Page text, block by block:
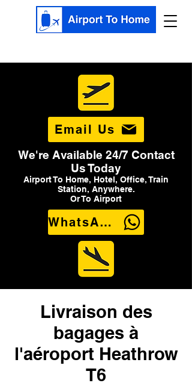
Email Us
We're Available 24/7 Contact
Us Today
Airport To Home, Hotel, Office, Train
Station, Anywhere.
Or To Airport
WhatsApp Us
Livraison des
bagages à
l'aéroport Heathrow
T6